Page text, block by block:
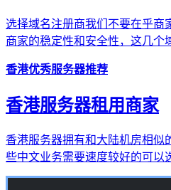
选择域名注册商我们不要在乎商
商家的稳定性和安全性，这几个
香港优秀服务器推荐
香港服务器租用商家
香港服务器拥有和大陆机房相似
些中文业务需要速度较好的可以